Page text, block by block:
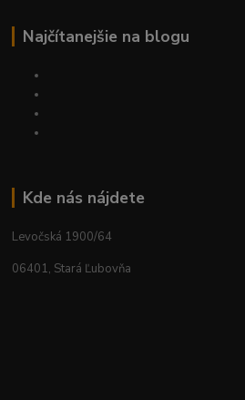
Najčítanejšie na blogu
Kde nás nájdete
Levočská 1900/64
06401, Stará Ľubovňa